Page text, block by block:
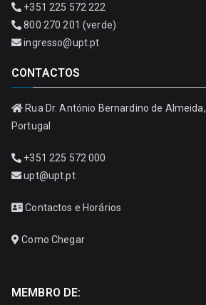
+351 225 572 222
800 270 201 (verde)
ingresso@upt.pt
CONTACTOS
Rua Dr. António Bernardino de
Portugal
+351 225 572 000
upt@upt.pt
Contactos e Horários
Como Chegar
MEMBRO DE: